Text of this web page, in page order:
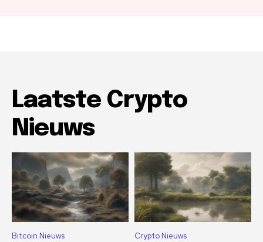
Laatste Crypto
Nieuws
Bitcoin Nieuws Crypto Nieuws